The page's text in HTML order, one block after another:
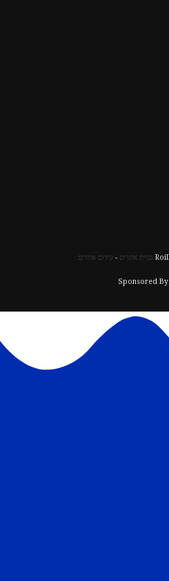
בניית אתרים -קידום אתרים
Sponsored By